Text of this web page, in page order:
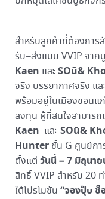
สำหรับลูกค้าที่ต้องการ
รับ–ส่งแบบ VVIP จาก
Kaen และSOū&
จริง บรรยากาศจริง แ
พร้อมอยู่ในเมืองขอนแ
ลงทุน ผู้ที่สนใจสามารถ
Kaen และSOū&
Hunterชั้น G ศูนย์กา
ตั้งแต่ วันนี้ – 7 มิถุนา
สิทธิ์ VVIP สำหรับ 20
ใต้โปรโมชัน “จองปุ๊บ ช็